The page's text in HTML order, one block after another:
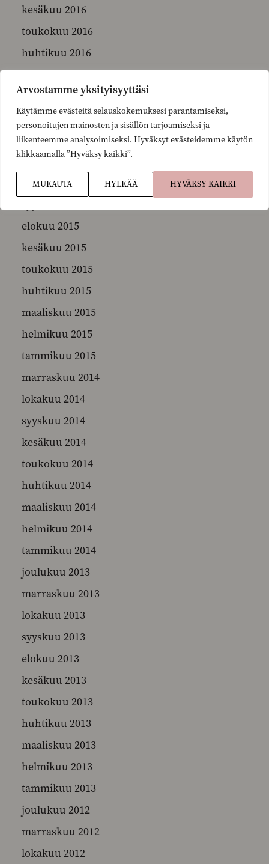
Arvostamme yksityisyyttäsi
Käytämme evästeitä selauskokemuksesi parantamiseksi,
personoitujen mainosten ja sisällön tarjoamiseksi ja
liikenteemme analysoimiseksi. Hyväksyt evästeidemme käytön
klikkaamalla ”Hyväksy kaikki”.
MUKAUTA HYLKÄÄ HYVÄKSY KAIKKI
kesäkuu 2016
toukokuu 2016
huhtikuu 2016
maaliskuu 2016
helmikuu 2016
tammikuu 2016
joulukuu 2015
marraskuu 2015
lokakuu 2015
elokuu 2015
kesäkuu 2015
toukokuu 2015
huhtikuu 2015
maaliskuu 2015
helmikuu 2015
tammikuu 2015
marraskuu 2014
lokakuu 2014
syyskuu 2014
kesäkuu 2014
toukokuu 2014
huhtikuu 2014
maaliskuu 2014
helmikuu 2014
tammikuu 2014
joulukuu 2013
marraskuu 2013
lokakuu 2013
syyskuu 2013
elokuu 2013
kesäkuu 2013
toukokuu 2013
huhtikuu 2013
maaliskuu 2013
helmikuu 2013
tammikuu 2013
joulukuu 2012
marraskuu 2012
lokakuu 2012